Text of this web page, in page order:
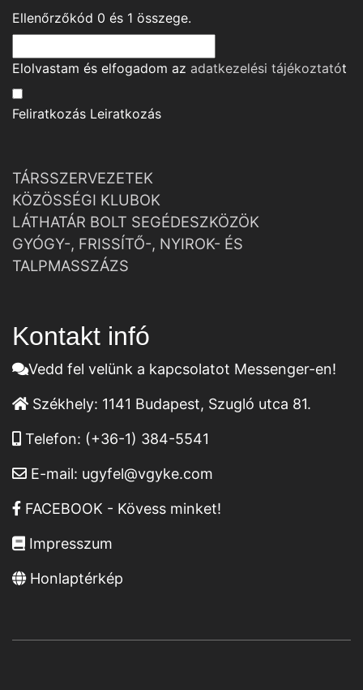
Ellenőrzőkód 0 és 1 összege.
Elolvastam és elfogadom az adatkezelési tájékoztatót
Feliratkozás Leiratkozás
TÁRSSZERVEZETEK
KÖZÖSSÉGI KLUBOK
LÁTHATÁR BOLT SEGÉDESZKÖZÖK
GYÓGY-, FRISSÍTŐ-, NYIROK- ÉS
TALPMASSZÁZS
Kontakt infó
Vedd fel velünk a kapcsolatot Messenger-en!
Székhely: 1141 Budapest, Szugló utca 81.
Telefon: (+36-1) 384-5541
E-mail: ugyfel@vgyke.com
FACEBOOK - Kövess minket!
Impresszum
Honlaptérkép